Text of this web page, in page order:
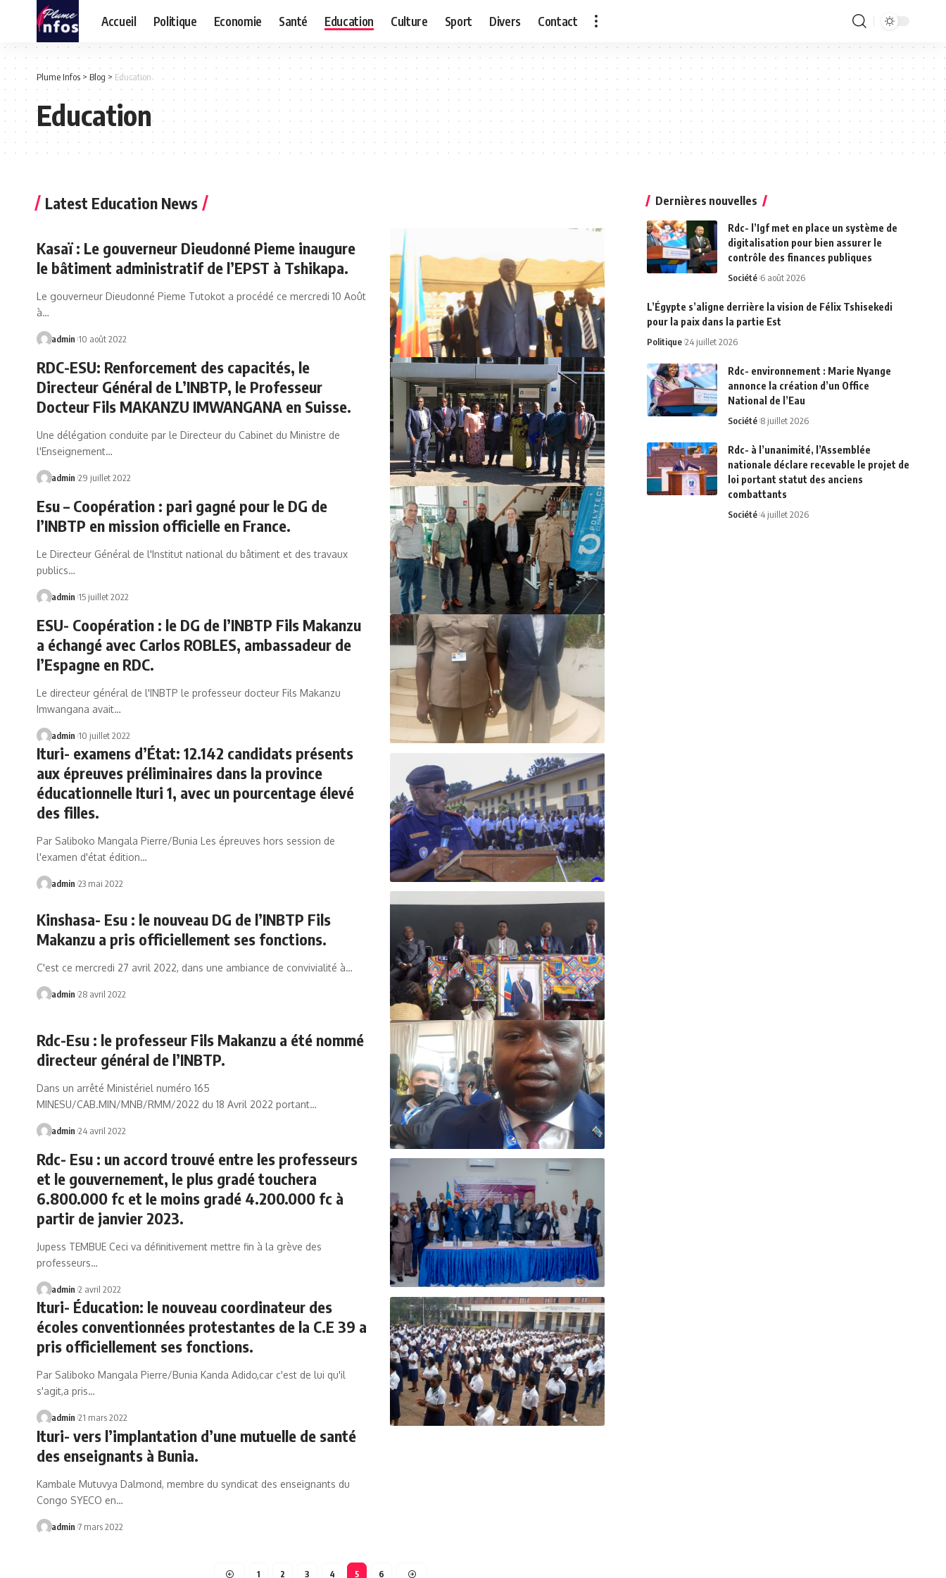
Accueil Politique Economie Santé Education Culture Sport Divers Contact
Plume Infos >Blog > Education
Education
Latest Education News
Kasaï : Le gouverneur Dieudonné Pieme inaugure
le bâtiment administratif de l’EPST à Tshikapa.
Le gouverneur Dieudonné Pieme Tutokot a procédé ce mercredi 10 Août
à…
admin 10 août 2022
RDC-ESU: Renforcement des capacités, le
Directeur Général de L’INBTP, le Professeur
Docteur Fils MAKANZU IMWANGANA en Suisse.
Une délégation conduite par le Directeur du Cabinet du Ministre de
l'Enseignement…
admin 29 juillet 2022
Esu – Coopération : pari gagné pour le DG de
l’INBTP en mission officielle en France.
Le Directeur Général de l'Institut national du bâtiment et des travaux
publics…
admin 15 juillet 2022
ESU- Coopération : le DG de l’INBTP Fils Makanzu
a échangé avec Carlos ROBLES, ambassadeur de
l’Espagne en RDC.
Le directeur général de l'INBTP le professeur docteur Fils Makanzu
Imwangana avait…
admin 10 juillet 2022
Ituri- examens d’État: 12.142 candidats présents
aux épreuves préliminaires dans la province
éducationnelle Ituri 1, avec un pourcentage élevé
des filles.
Par Saliboko Mangala Pierre/Bunia Les épreuves hors session de
l'examen d'état édition…
admin 23 mai 2022
Kinshasa- Esu : le nouveau DG de l’INBTP Fils
Makanzu a pris officiellement ses fonctions.
C'est ce mercredi 27 avril 2022, dans une ambiance de convivialité à…
admin 28 avril 2022
Rdc-Esu : le professeur Fils Makanzu a été nommé
directeur général de l’INBTP.
Dans un arrêté Ministériel numéro 165
MINESU/CAB.MIN/MNB/RMM/2022 du 18 Avril 2022 portant…
admin 24 avril 2022
Rdc- Esu : un accord trouvé entre les professeurs
et le gouvernement, le plus gradé touchera
6.800.000 fc et le moins gradé 4.200.000 fc à
partir de janvier 2023.
Jupess TEMBUE Ceci va définitivement mettre fin à la grève des
professeurs…
admin 2 avril 2022
Ituri- Éducation: le nouveau coordinateur des
écoles conventionnées protestantes de la C.E 39 a
pris officiellement ses fonctions.
Par Saliboko Mangala Pierre/Bunia Kanda Adido,car c'est de lui qu'il
s'agit,a pris…
admin 21 mars 2022
Ituri- vers l’implantation d’une mutuelle de santé
des enseignants à Bunia.
Kambale Mutuvya Dalmond, membre du syndicat des enseignants du
Congo SYECO en…
admin 7 mars 2022
1 2 3 4 5 6
Dernières nouvelles
Rdc- l’Igf met en place un système de
digitalisation pour bien assurer le
contrôle des finances publiques
Société 6 août 2026
L’Égypte s’aligne derrière la vision de Félix Tshisekedi
pour la paix dans la partie Est
Politique 24 juillet 2026
Rdc- environnement : Marie Nyange
annonce la création d’un Office
National de l’Eau
Société 8 juillet 2026
Rdc- à l’unanimité, l’Assemblée
nationale déclare recevable le projet de
loi portant statut des anciens
combattants
Société 4 juillet 2026